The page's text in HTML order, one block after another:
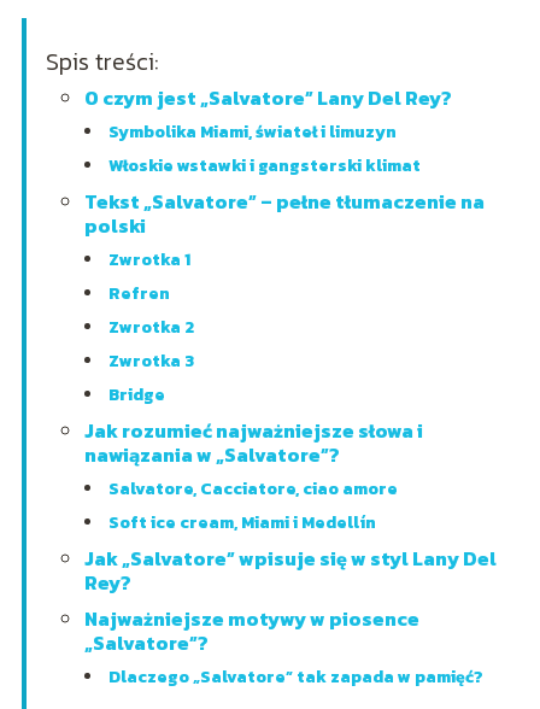
Spis treści:
O czym jest „Salvatore” Lany Del Rey?
Symbolika Miami, świateł i limuzyn
Włoskie wstawki i gangsterski klimat
Tekst „Salvatore” – pełne tłumaczenie na
polski
Zwrotka 1
Refren
Zwrotka 2
Zwrotka 3
Bridge
Jak rozumieć najważniejsze słowa i
nawiązania w „Salvatore”?
Salvatore, Cacciatore, ciao amore
Soft ice cream, Miami i Medellín
Jak „Salvatore” wpisuje się w styl Lany Del
Rey?
Najważniejsze motywy w piosence
„Salvatore”?
Dlaczego „Salvatore” tak zapada w pamięć?